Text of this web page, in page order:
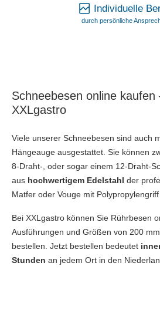
Individuelle
durch persönliche
Schneebesen online
XXLgastro
Viele unserer Schneebesen sind auch
Hängeauge ausgestattet. Sie können
8-Draht-, oder sogar einem 12-Draht-
aus hochwertigem Edelstahl der
Matfer oder Vouge mit Polypropylengriff
Bei XXLgastro können Sie Rührbesen
Ausführungen und Größen von 200
bestellen. Jetzt bestellen bedeutet
Stunden an jedem Ort in den